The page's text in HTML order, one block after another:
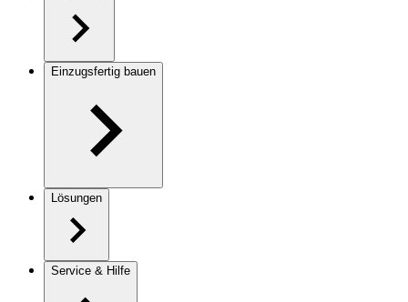
Einzugsfertig bauen
Lösungen
Service & Hilfe